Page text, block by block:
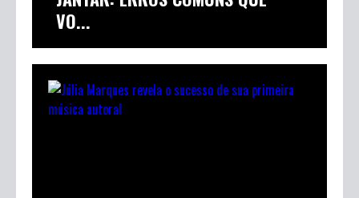
VO...